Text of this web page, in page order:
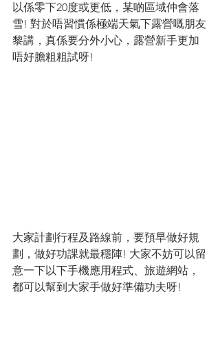
以係零下20度或更低，某啲區域仲會落
雪! 對於唔習慣係極端天氣下露營嘅朋友
黎講，真係要分外小心，露營新手更加
唔好膽粗粗試呀!
大家計劃行程及路線前，要預早做好規
劃，做好功課就最穩陣! 大家不妨可以留
意一下以下手機應用程式、旅遊網站，
都可以幫到大家手做好準備功夫呀!